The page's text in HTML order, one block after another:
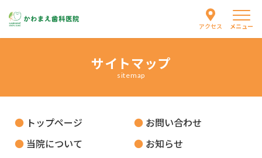
アクセス メニュー
医師紹介
サイトマップ
sitemap
トップページ
当院について
お問い合わせ
お知らせ